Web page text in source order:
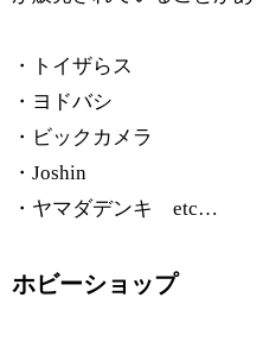
・トイザらス
・ヨドバシ
・ビックカメラ
・Joshin
・ヤマダデンキ etc…
ホビーショップ